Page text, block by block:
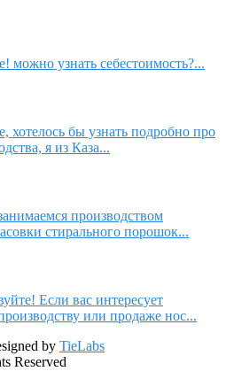
можно узнать себестоимость?...
хотелось бы узнать подробно про
я из Каза...
производством
стирального порошок...
Если вас интересует
или продаже нос...
by TieLabs
Reserved